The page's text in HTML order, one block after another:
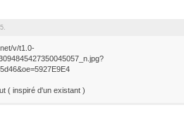
( inspiré d'un existant )